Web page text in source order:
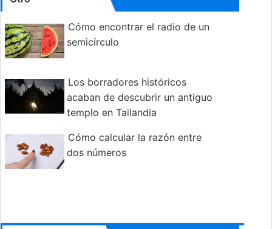
Cómo encontrar el radio de un
semicírculo
Los borradores históricos
acaban de descubrir un antiguo
templo en Tailandia
Cómo calcular la razón entre
dos números